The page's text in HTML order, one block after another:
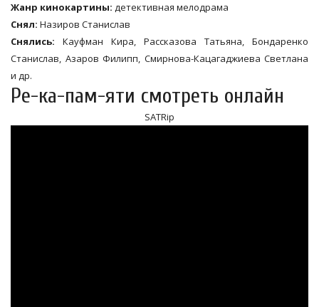
Жанр кинокартины: детективная мелодрама
Снял: Назиров Станислав
Снялись: Кауфман Кира, Рассказова Татьяна, Бондаренко
Станислав, Азаров Филипп, Смирнова-Кацагаджиева Светлана
и др.
Ре-ка-пам-яти смотреть онлайн
SATRip